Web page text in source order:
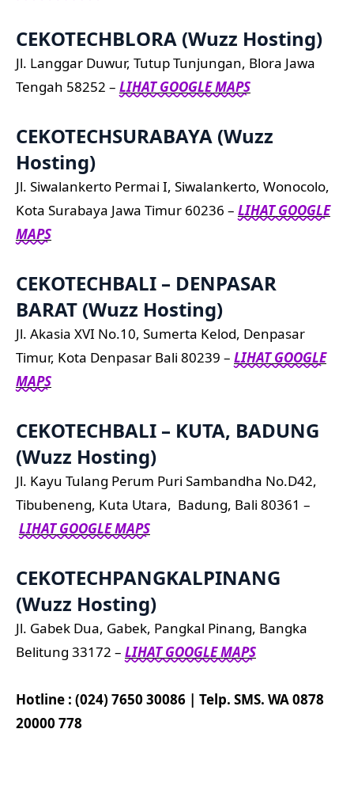
CEKOTECHBLORA (Wuzz Hosting)
Jl. Langgar Duwur, Tutup Tunjungan, Blora Jawa
Tengah 58252 – LIHAT GOOGLE MAPS
CEKOTECHSURABAYA (Wuzz
Hosting)
Jl. Siwalankerto Permai I, Siwalankerto, Wonocolo,
Kota Surabaya Jawa Timur 60236 – LIHAT GOOGLE
MAPS
CEKOTECHBALI – DENPASAR
BARAT (Wuzz Hosting)
Jl. Akasia XVI No.10, Sumerta Kelod, Denpasar
Timur, Kota Denpasar Bali 80239 – LIHAT GOOGLE
MAPS
CEKOTECHBALI – KUTA, BADUNG
(Wuzz Hosting)
Jl. Kayu Tulang Perum Puri Sambandha No.D42,
Tibubeneng, Kuta Utara, Badung, Bali 80361 –
LIHAT GOOGLE MAPS
CEKOTECHPANGKALPINANG
(Wuzz Hosting)
Jl. Gabek Dua, Gabek, Pangkal Pinang, Bangka
Belitung 33172 – LIHAT GOOGLE MAPS
Hotline : (024) 7650 30086 | Telp. SMS. WA 0878
20000 778